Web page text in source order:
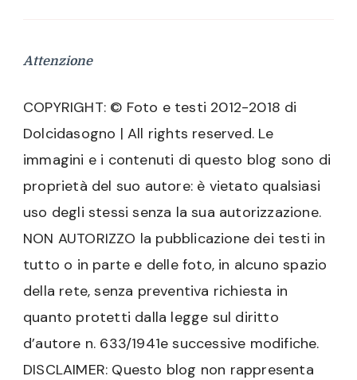
Attenzione
COPYRIGHT: © Foto e testi 2012-2018 di
Dolcidasogno | All rights reserved. Le
immagini e i contenuti di questo blog sono di
proprietà del suo autore: è vietato qualsiasi
uso degli stessi senza la sua autorizzazione.
NON AUTORIZZO la pubblicazione dei testi in
tutto o in parte e delle foto, in alcuno spazio
della rete, senza preventiva richiesta in
quanto protetti dalla legge sul diritto
d’autore n. 633/1941e successive modifiche.
DISCLAIMER: Questo blog non rappresenta